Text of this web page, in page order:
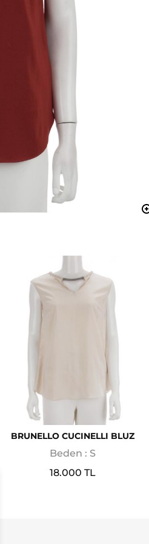
BRUNELLO CUCINELLI BLUZ
Beden : S
18.000 TL